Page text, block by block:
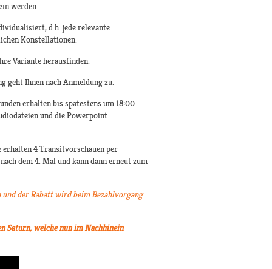
werden.
d.h. jede relevante
Konstellationen.
Variante herausfinden.
geht Ihnen nach Anmeldung zu.
erhalten bis spätestens um 18:00
und die Powerpoint
erhalten 4 Transitvorschauen per
dem 4. Mal und kann dann erneut zum
der Rabatt wird beim Bezahlvorgang
Saturn, welche nun im Nachhinein